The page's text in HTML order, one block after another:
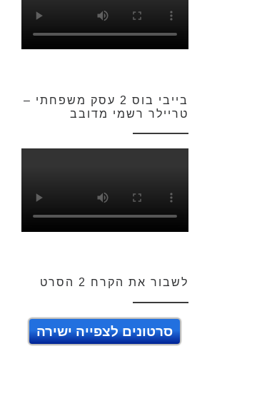
בייבי בוס 2 עסק משפחתי –
טריילר רשמי מדובב
לשבור את הקרח 2 הסרט
סרטונים לצפייה ישירה